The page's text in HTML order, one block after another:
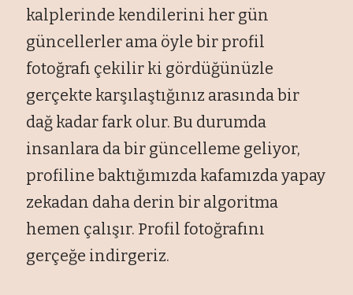
kalplerinde kendilerini her gün
güncellerler ama öyle bir profil
fotoğrafı çekilir ki gördüğünüzle
gerçekte karşılaştığınız arasında bir
dağ kadar fark olur. Bu durumda
insanlara da bir güncelleme geliyor,
profiline baktığımızda kafamızda yapay
zekadan daha derin bir algoritma
hemen çalışır. Profil fotoğrafını
gerçeğe indirgeriz.